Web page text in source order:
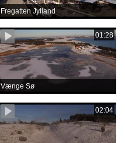
Fregatten Jylland
01:28
Vænge Sø
02:04